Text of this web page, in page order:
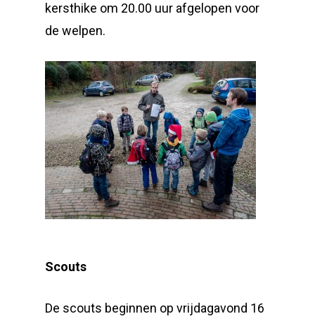
kersthike om 20.00 uur afgelopen voor
de welpen.
Scouts
De scouts beginnen op vrijdagavond 16